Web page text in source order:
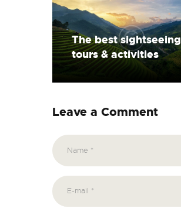
The best sightseeing
tours & activities
Leave a Comment